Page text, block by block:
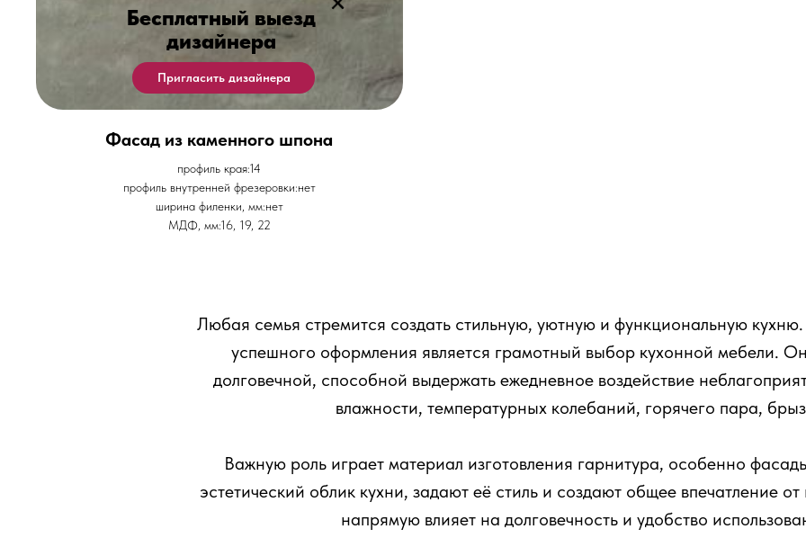
Фасад из каменного шпона
профиль края:14
профиль внутренней фрезеровки:нет
ширина филенки, мм:нет
МДФ, мм:16, 19, 22
Любая семья стремится создать стильную, уютную и функциональную
успешного оформления является грамотный выбор кухонной мебели.
долговечной, способной выдержать ежедневное воздействие
влажности, температурных колебаний, горячего пара,
Важную роль играет материал изготовления гарнитура, особенно
эстетический облик кухни, задают её стиль и создают общее впечатление
напрямую влияет на долговечность и удобство
Бесплатный выезд
дизайнера
Пригласить дизайнера